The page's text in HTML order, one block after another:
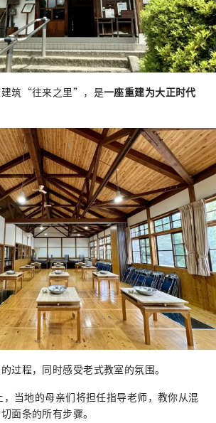
建筑“往来之里”，是一座重建为大正时代
过程，同时感受老式教室的氛围。
当地的母亲们将担任指导老师，教你从混
面条的所有步骤。